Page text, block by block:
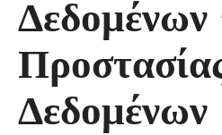
Δεδομένων
Δεδομένων